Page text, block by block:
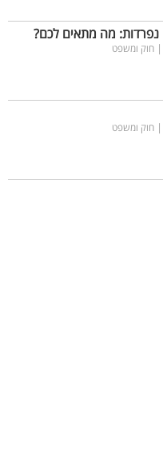
נפרדות: מה מתאים לכם?
חוק ומשפט
חוק ומשפט